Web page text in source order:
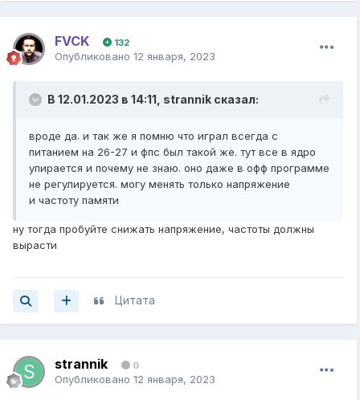
FVCK 132
Опубликовано 12 января, 2023
В 12.01.2023 в 14:11, strannik сказал:
вроде да. и так же я помню что играл всегда с
питанием на 26-27 и фпс был такой же. тут все в ядро
упирается и почему не знаю. оно даже в офф программе
не регулируется. могу менять только напряжение
и частоту памяти
ну тогда пробуйте снижать напряжение, частоты должны
вырасти
Цитата
strannik 0
Опубликовано 12 января, 2023